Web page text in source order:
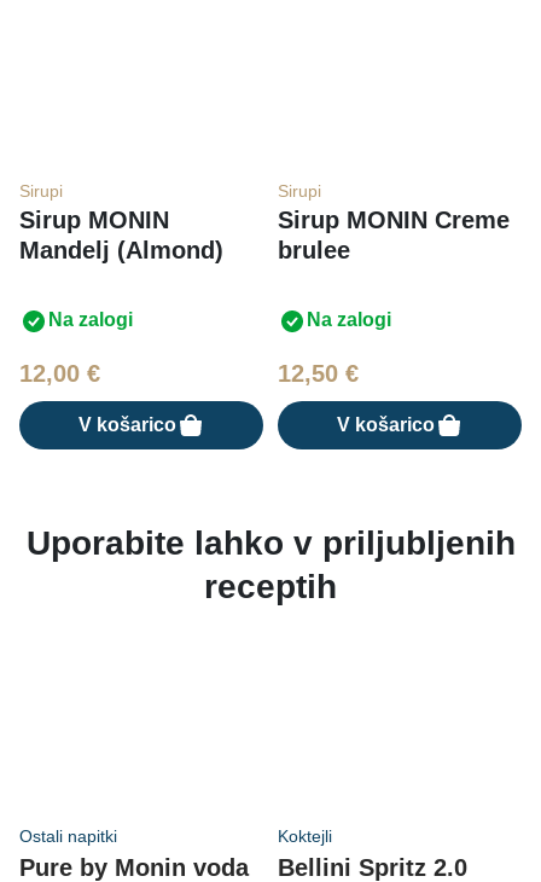
Sirupi
Sirup MONIN
Mandelj (Almond)
Na zalogi
12,00 €
V košarico
Sirupi
Sirup MONIN Creme
brulee
Na zalogi
12,50 €
V košarico
Uporabite lahko v priljubljenih
receptih
Ostali napitki
Pure by Monin voda
Koktejli
Bellini Spritz 2.0